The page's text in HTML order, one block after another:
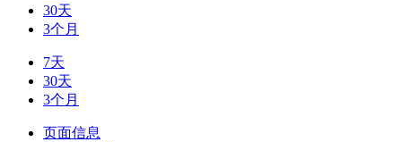
30天
3个月
7天
30天
3个月
页面信息